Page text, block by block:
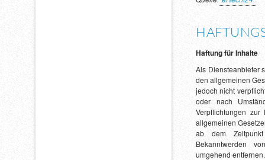
Haftung für Inhalte
Als Diensteanbieter
den allgemeinen
jedoch nicht
oder nach
Verpflichtungen
allgemeinen
ab dem
Bekanntwerden
umgehend entfernen.